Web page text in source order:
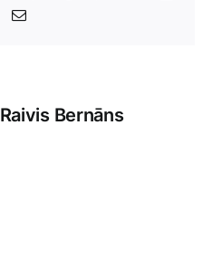
E-
Raivis Bernāns